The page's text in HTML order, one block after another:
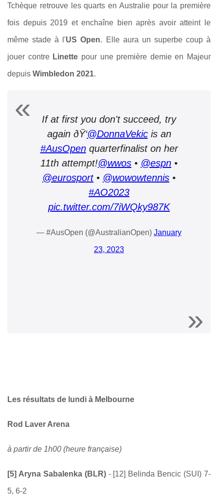
Tchèque retrouve les quarts en Australie pour la première
fois depuis 2019 et enchaîne bien après avoir atteint le
même stade à l'US Open. Elle aura un superbe coup à
jouer contreLinette pour une première demie en Majeur
depuis Wimbledon 2021.
If at first you don't succeed, try
again ðŸ‘@DonnaVekicis an
#AusOpenquarterfinalist on her
11th attempt!@wwos • @espn •
@eurosport• @wowowtennis •
#AO2023
pic.twitter.com/7iWQky987K
— #AusOpen (@AustralianOpen) January
23, 2023
Les résultats de lundi à Melbourne
Rod Laver Arena
à partir de 1h00 (heure française)
[5] Aryna Sabalenka (BLR) - [12] Belinda Bencic (SUI) 7-
5, 6-2